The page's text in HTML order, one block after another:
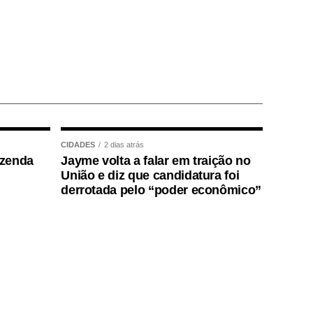
CIDADES 2 dias atrás
Jayme volta a falar em traição no
União e diz que candidatura foi
derrotada pelo “poder econômico”